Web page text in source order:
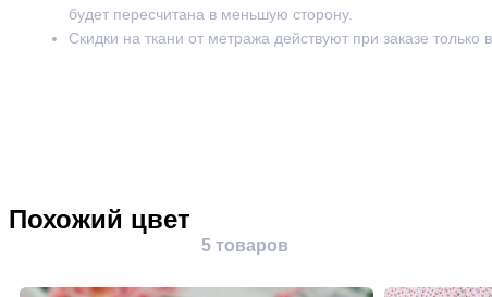
будет пересчитана в меньшую сторону.
Скидки на ткани от метража действуют при заказе
Похожий цвет
5 товаров